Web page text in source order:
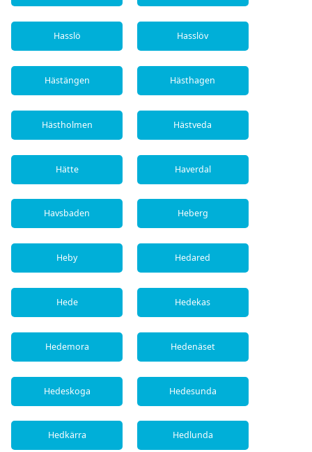
Hasslö Hasslöv
Hästängen Hästhagen
Hästholmen Hästveda
Hätte Haverdal
Havsbaden Heberg
Heby Hedared
Hede Hedekas
Hedemora Hedenäset
Hedeskoga Hedesunda
Hedkärra Hedlunda